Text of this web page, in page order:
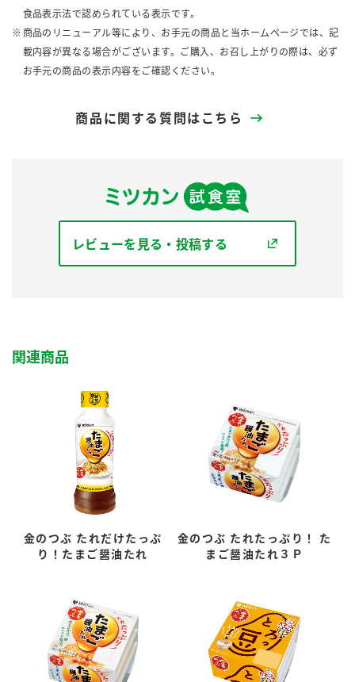
食品表示法で認められている表示です。
商品のリニューアル等により、お手元の商品と当ホームページでは、記
載内容が異なる場合がございます。ご購入、お召し上がりの際は、必ず
お手元の商品の表示内容をご確認ください。
商品に関する質問はこちら
レビューを見る・投稿する
関連商品
金のつぶ たれだけたっぷ
り！たまご醤油たれ
金のつぶ たれたっぷり！ た
まご醤油たれ３Ｐ